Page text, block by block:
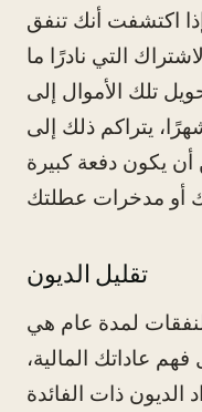
اكتشفت أنك تنفق
التي نادرًا ما
تلك الأموال إلى
توفير. على مدار 12 شهرًا، يتراكم ذلك إلى
أن يكون دفعة كبيرة
تقليل الديون
لمدة عام هي
عاداتك المالية،
الديون ذات الفائدة